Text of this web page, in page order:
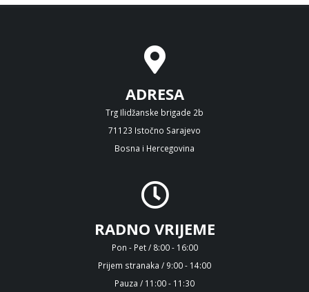
ADRESA
Trg Ilidžanske brigade 2b
71123 Istočno Sarajevo
Bosna i Hercegovina
RADNO VRIJEME
Pon - Pet / 8:00 - 16:00
Prijem stranaka / 9:00 - 14:00
Pauza / 11:00 - 11:30